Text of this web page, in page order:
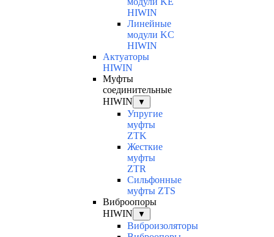
HIWIN
Линейные
модули KC
HIWIN
Актуаторы
HIWIN
Муфты
соединительные
HIWIN
▼
Упругие
муфты
ZTK
Жесткие
муфты
ZTR
Сильфонные
муфты ZTS
Виброопоры
HIWIN
▼
Виброизоляторы